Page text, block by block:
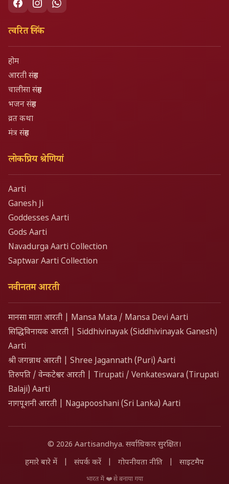
त्वरित लिंक
होम
आरती संग्रह
चालीसा संग्रह
भजन संग्रह
व्रत कथा
मंत्र संग्रह
लोकप्रिय श्रेणियां
Aarti
Ganesh Ji
Goddesses Aarti
Gods Aarti
Navadurga Aarti Collection
Saptwar Aarti Collection
नवीनतम आरती
मानसा माता आरती | Mansa Mata / Mansa Devi Aarti
सिद्धिविनायक आरती | Siddhivinayak (Siddhivinayak Ganesh)
Aarti
श्री जगन्नाथ आरती | Shree Jagannath (Puri) Aarti
तिरुपति / वेन्कटेश्वर आरती | Tirupati / Venkateswara (Tirupati
Balaji) Aarti
नागपूशनी आरती | Nagapooshani (Sri Lanka) Aarti
© 2026 Aartisandhya. सर्वाधिकार सुरक्षित।
हमारे बारे में
संपर्क करें गोपनीयता नीति साइटमैप
भारत में ❤️ से बनाया गया